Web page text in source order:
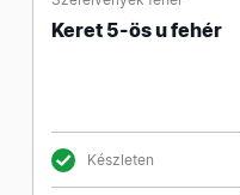
Keret 5-ös u fehér
Készleten